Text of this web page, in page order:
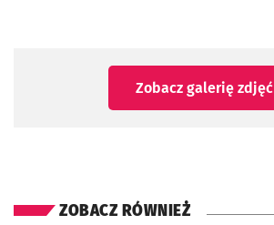
Zobacz galerię zdjęć
ZOBACZ RÓWNIEŻ